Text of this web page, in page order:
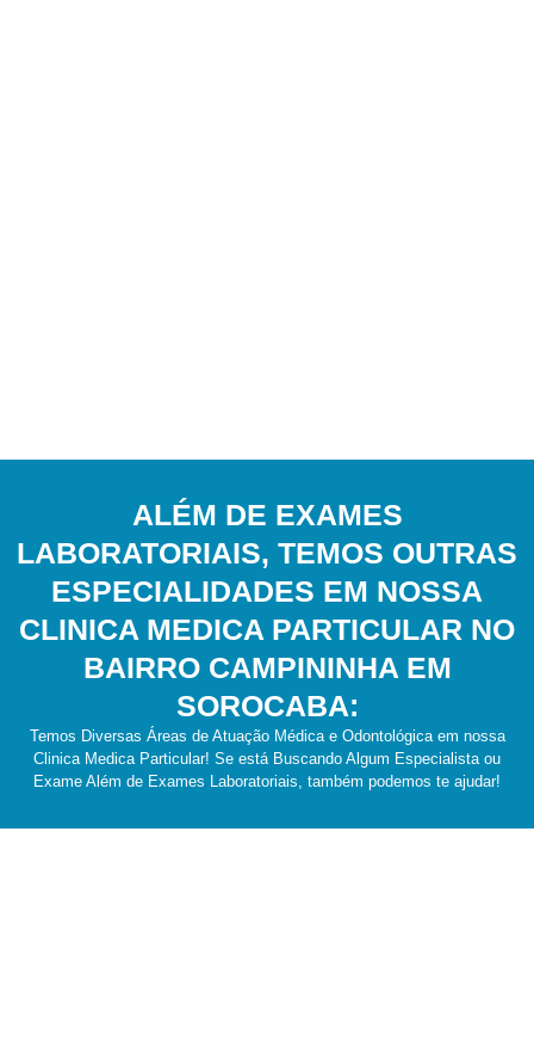
ALÉM DE EXAMES
LABORATORIAIS, TEMOS OUTRAS
ESPECIALIDADES EM NOSSA
CLINICA MEDICA PARTICULAR NO
BAIRRO CAMPININHA EM
SOROCABA:
Temos Diversas Áreas de Atuação Médica e Odontológica em nossa
Clinica Medica Particular! Se está Buscando Algum Especialista ou
Exame Além de Exames Laboratoriais, também podemos te ajudar!